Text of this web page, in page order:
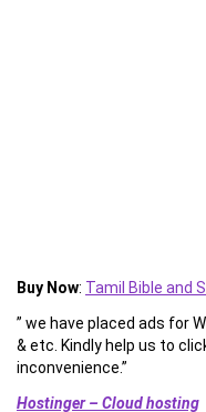
Buy Now: Tamil Bible and
” we have placed ads for
& etc. Kindly help us to
inconvenience.”
Hostinger – Cloud hosting